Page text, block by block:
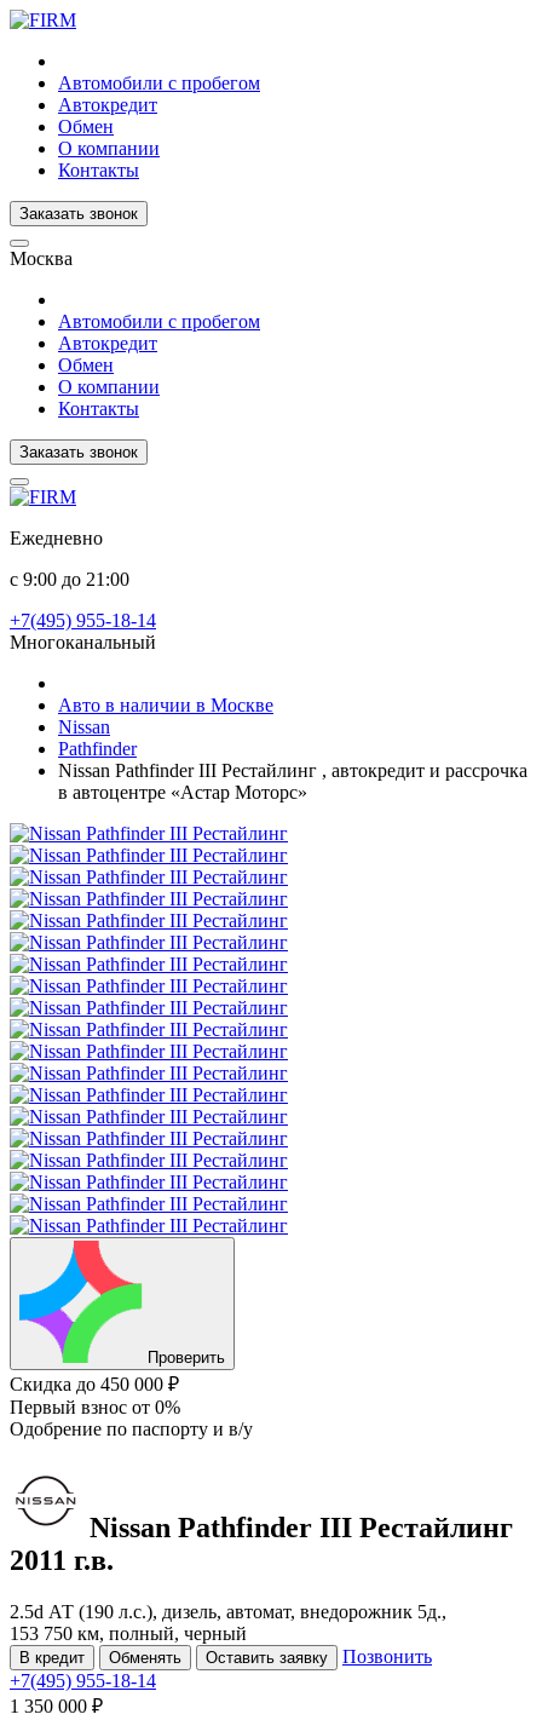
Автомобили с пробегом
Автокредит
Обмен
О компании
Контакты
Заказать звонок
Москва
Автомобили с пробегом
Автокредит
Обмен
О компании
Контакты
Заказать звонок
Ежедневно
с 9:00 до 21:00
+7(495) 955-18-14
Многоканальный
Авто в наличии в Москве
Nissan
Pathfinder
Nissan Pathfinder III Рестайлинг , автокредит и рассрочка
в автоцентре «Астар Моторс»
Проверить
Скидка до 450 000 ₽
Первый взнос от 0%
Одобрение по паспорту и в/у
Nissan Pathfinder III Рестайлинг
2011 г.в.
2.5d АТ (190 л.с.), дизель, автомат, внедорожник 5д.,
153 750 км, полный, черный
В кредит Обменять Оставить заявку
Позвонить
+7(495) 955-18-14
1 350 000 ₽